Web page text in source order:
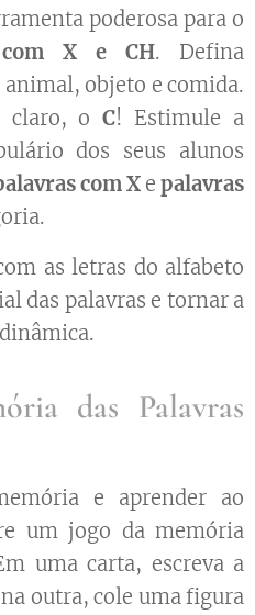
poderosa para o
com X e CH. Defina
objeto e comida.
claro, oC! Estimule a
dos seus alunos
com X e palavras
as letras do alfabeto
das palavras e tornar a
das Palavras
e aprender ao
um jogo da memória
uma carta, escreva a
outra, cole uma figura